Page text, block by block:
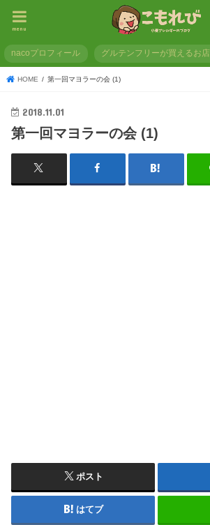
menu
nacoプロフィール グルテンフリーが買えるお店
HOME 第一回マヨラーの会 (1)
2018.11.01
第一回マヨラーの会 (1)
ポスト
はてブ